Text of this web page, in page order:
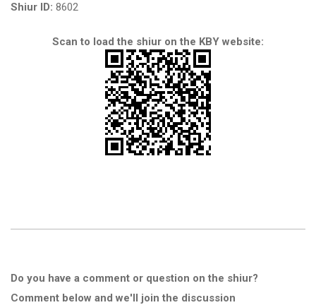
Shiur ID: 8602
Scan to load the shiur on the KBY website:
Do you have a comment or question on the shiur?
Comment below and we'll join the discussion